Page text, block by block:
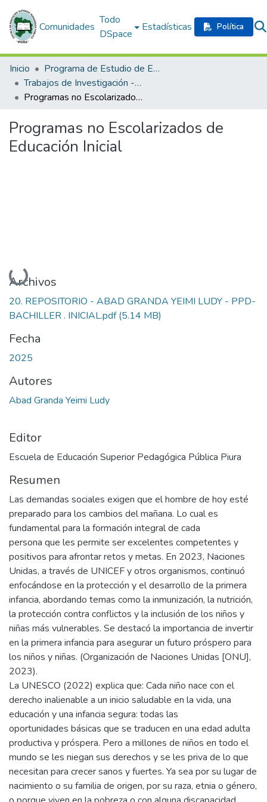
Comunidades
Todo
DSpace
Estadísticas Política
Inicio
Programa de Estudio de Educación Inicial
Trabajos de Investigación - Programa de Profesionalización Docente
Programas no Escolarizados de Educación Inicial
Programas no Escolarizados de
Educación Inicial
Cargando...
Archivos
20. REPOSITORIO - ABAD GRANDA YEIMI LUDY - PPD-
BACHILLER . INICIAL.pdf(5.14 MB)
Fecha
2025
Autores
Abad Granda Yeimi Ludy
Editor
Escuela de Educación Superior Pedagógica Pública Piura
Resumen
Las demandas sociales exigen que el hombre de hoy esté
preparado para los cambios del mañana. Lo cual es
fundamental para la formación integral de cada
persona que les permite ser excelentes competentes y
positivos para afrontar retos y metas. En 2023, Naciones
Unidas, a través de UNICEF y otros organismos, continuó
enfocándose en la protección y el desarrollo de la primera
infancia, abordando temas como la inmunización, la nutrición,
la protección contra conflictos y la inclusión de los niños y
niñas más vulnerables. Se destacó la importancia de invertir
en la primera infancia para asegurar un futuro próspero para
los niños y niñas. (Organización de Naciones Unidas [ONU],
2023).
La UNESCO (2022) explica que: Cada niño nace con el
derecho inalienable a un inicio saludable en la vida, una
educación y una infancia segura: todas las
oportunidades básicas que se traducen en una edad adulta
productiva y próspera. Pero a millones de niños en todo el
mundo se les niegan sus derechos y se les priva de lo que
necesitan para crecer sanos y fuertes. Ya sea por su lugar de
nacimiento o su familia de origen, por su raza, etnia o género,